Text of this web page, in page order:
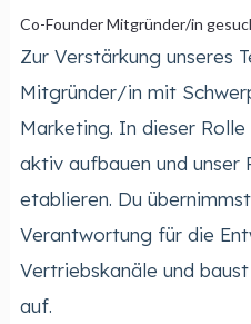
Co-Founder Mitgründer/in
Zur Verstärkung unseres
Mitgründer/in mit
Marketing. In dieser
aktiv aufbauen und
etablieren. Du
Verantwortung für die
Vertriebskanäle und
auf.